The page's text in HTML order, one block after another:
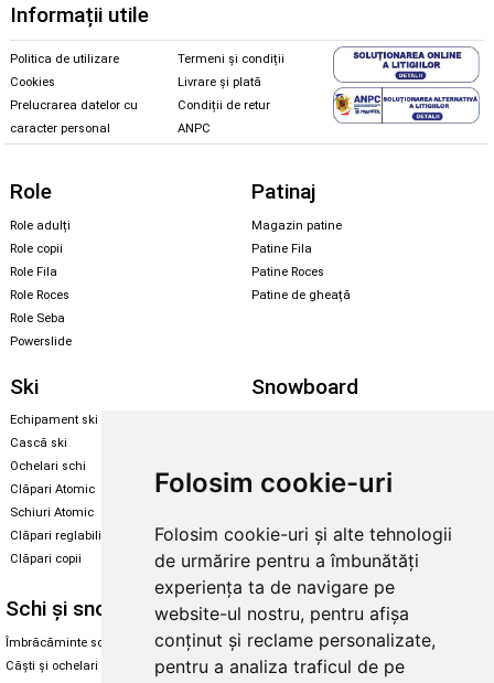
Folosim cookie-uri
Folosim cookie-uri și alte tehnologii
de urmărire pentru a îmbunătăți
experiența ta de navigare pe
website-ul nostru, pentru afișa
conținut și reclame personalizate,
pentru a analiza traficul de pe
Informații utile
Politica de utilizare
Cookies
Prelucrarea datelor cu
caracter personal
Termeni și condiții
Livrare și plată
Condiții de retur
ANPC
Role
Role adulți
Role copii
Role Fila
Role Roces
Role Seba
Powerslide
Patinaj
Magazin patine
Patine Fila
Patine Roces
Patine de gheață
Ski
Echipament ski
Cască ski
Ochelari schi
Clăpari Atomic
Schiuri Atomic
Clăpari reglabili
Clăpari copii
Snowboard
Santa Cruz
Enuff Skateboards
Schi și snowboard
Îmbrăcăminte schi și snowboard
Căști și ochelari de iarnă
Diverse
Cum aleg rolele
Cum aleg ochelarii